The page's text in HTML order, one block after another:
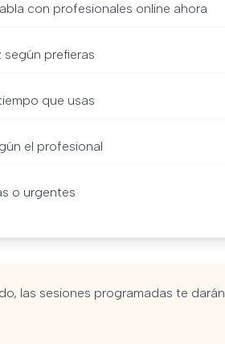
con profesionales online ahora
según prefieras
que usas
el profesional
o urgentes
las sesiones programadas te darán